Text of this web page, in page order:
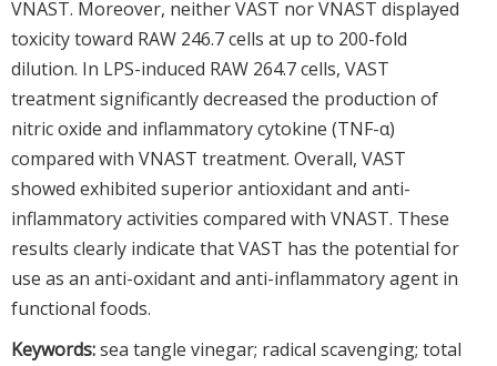
VNAST. Moreover, neither VAST nor VNAST displayed
toxicity toward RAW 246.7 cells at up to 200-fold
dilution. In LPS-induced RAW 264.7 cells, VAST
treatment significantly decreased the production of
nitric oxide and inflammatory cytokine (TNF-α)
compared with VNAST treatment. Overall, VAST
showed exhibited superior antioxidant and anti-
inflammatory activities compared with VNAST. These
results clearly indicate that VAST has the potential for
use as an anti-oxidant and anti-inflammatory agent in
functional foods.
Keywords:sea tangle vinegar; radical scavenging; total